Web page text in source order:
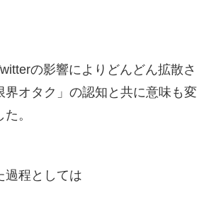
の影響によりどんどん拡散さ
界オタク」の認知と共に意味も変
。
過程としては